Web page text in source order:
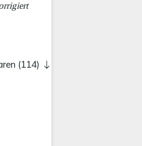
(114)